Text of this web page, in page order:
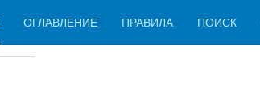
ОГЛАВЛЕНИЕ ПРАВИЛА ПОИСК